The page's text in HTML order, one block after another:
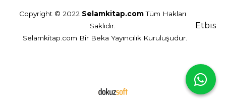
Copyright © 2022 Selamkitap.comTüm Hakları
Saklıdır.
Selamkitap.com Bir Beka Yayıncılık Kuruluşudur.
Etbis